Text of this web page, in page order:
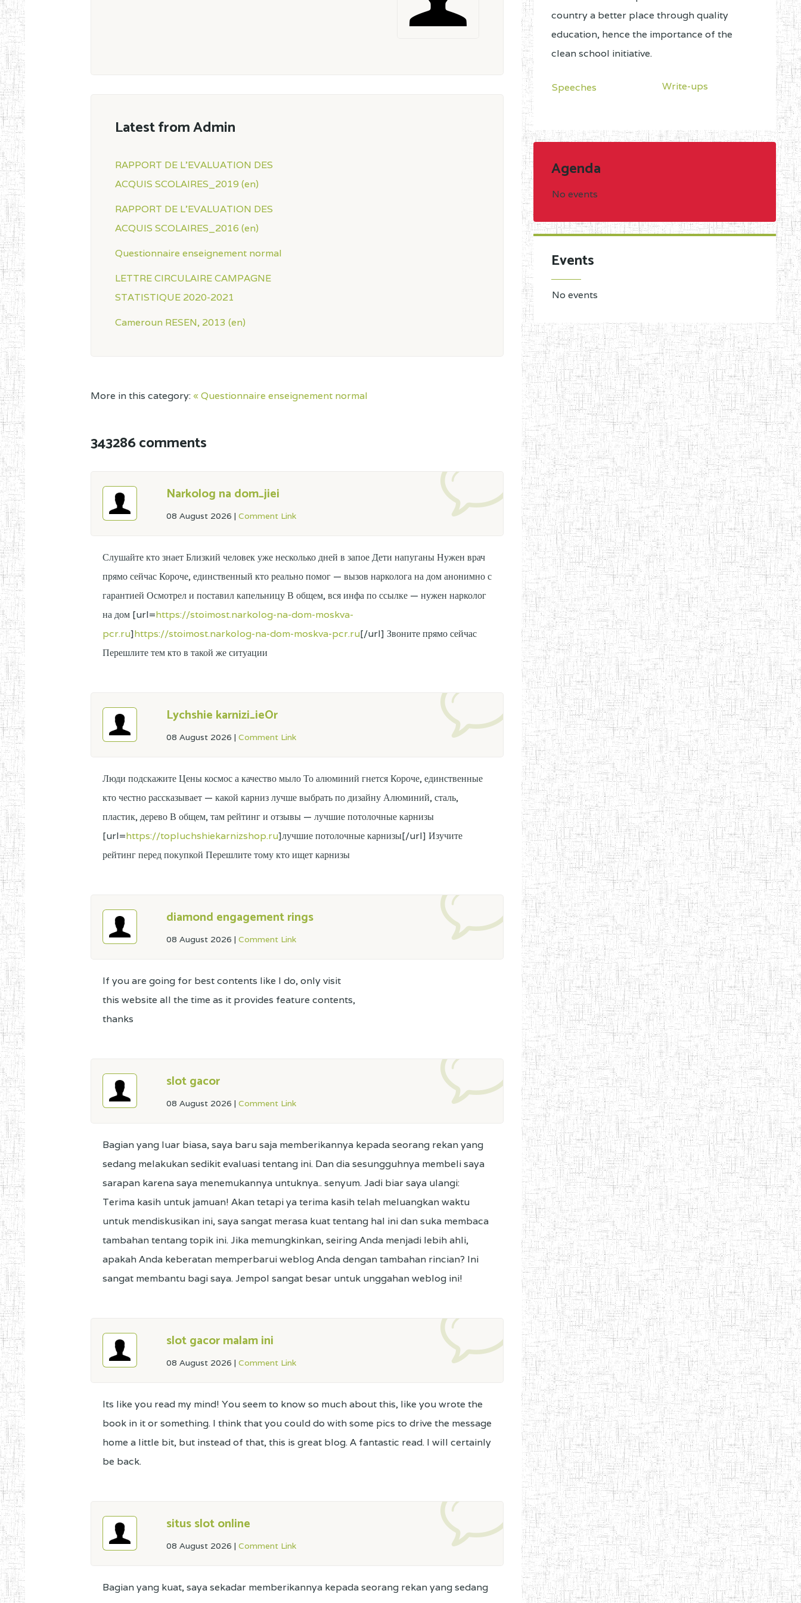
Latest from Admin
RAPPORT DE L'EVALUATION DES
ACQUIS SCOLAIRES_2019 (en)
RAPPORT DE L'EVALUATION DES
ACQUIS SCOLAIRES_2016 (en)
Questionnaire enseignement normal
LETTRE CIRCULAIRE CAMPAGNE
STATISTIQUE 2020-2021
Cameroun RESEN, 2013 (en)
More in this category:« Questionnaire enseignement normal
343286 comments
Narkolog na dom_jiei
08 August 2026 | Comment Link
Слушайте кто знает Близкий человек уже несколько дней в запое Дети напуганы Нужен врач
прямо сейчас Короче, единственный кто реально помог — вызов нарколога на дом анонимно с
гарантией Осмотрел и поставил капельницу В общем, вся инфа по ссылке — нужен нарколог
на дом [url=https://stoimost.narkolog-na-dom-moskva-
pcr.ru]https://stoimost.narkolog-na-dom-moskva-pcr.ru[/url] Звоните прямо сейчас
Перешлите тем кто в такой же ситуации
Lychshie karnizi_ieOr
08 August 2026 | Comment Link
Люди подскажите Цены космос а качество мыло То алюминий гнется Короче, единственные
кто честно рассказывает — какой карниз лучше выбрать по дизайну Алюминий, сталь,
пластик, дерево В общем, там рейтинг и отзывы — лучшие потолочные карнизы
[url=https://topluchshiekarnizshop.ru]лучшие потолочные карнизы[/url] Изучите
рейтинг перед покупкой Перешлите тому кто ищет карнизы
diamond engagement rings
08 August 2026 | Comment Link
If you are going for best contents like I do, only visit
this website all the time as it provides feature contents,
thanks
slot gacor
08 August 2026 | Comment Link
Bagian yang luar biasa, saya baru saja memberikannya kepada seorang rekan yang
sedang melakukan sedikit evaluasi tentang ini. Dan dia sesungguhnya membeli saya
sarapan karena saya menemukannya untuknya.. senyum. Jadi biar saya ulangi:
Terima kasih untuk jamuan! Akan tetapi ya terima kasih telah meluangkan waktu
untuk mendiskusikan ini, saya sangat merasa kuat tentang hal ini dan suka membaca
tambahan tentang topik ini. Jika memungkinkan, seiring Anda menjadi lebih ahli,
apakah Anda keberatan memperbarui weblog Anda dengan tambahan rincian? Ini
sangat membantu bagi saya. Jempol sangat besar untuk unggahan weblog ini!
slot gacor malam ini
08 August 2026 | Comment Link
Its like you read my mind! You seem to know so much about this, like you wrote the
book in it or something. I think that you could do with some pics to drive the message
home a little bit, but instead of that, this is great blog. A fantastic read. I will certainly
be back.
situs slot online
08 August 2026 | Comment Link
Bagian yang kuat, saya sekadar memberikannya kepada seorang rekan yang sedang
country a better place through quality
education, hence the importance of the
clean school initiative.
Speeches Write-ups
Agenda
No events
Events
No events